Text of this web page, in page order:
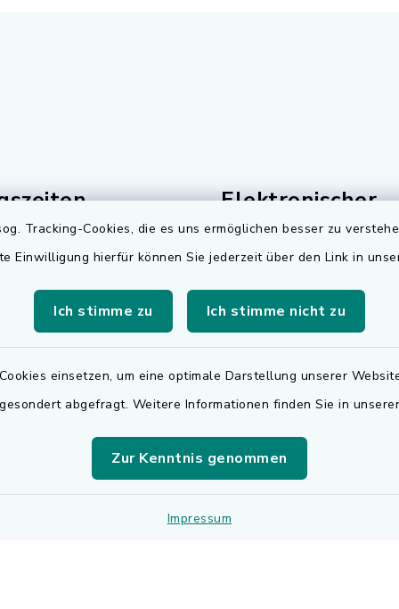
Tracking-Cookies, die es uns ermöglichen besser zu
Einwilligung hierfür können Sie jederzeit über den Link in
Ich stimme zu Ich stimme nicht zu
einsetzen, um eine optimale Darstellung unserer
abgefragt. Weitere Informationen finden Sie in
Zur Kenntnis genommen
Impressum
Uhr
Uhr
Notfalldienst
Öffnungszeiten:
9195
Elektronischer
Für den elektronischen
Rechnungsversand
sich bitte an